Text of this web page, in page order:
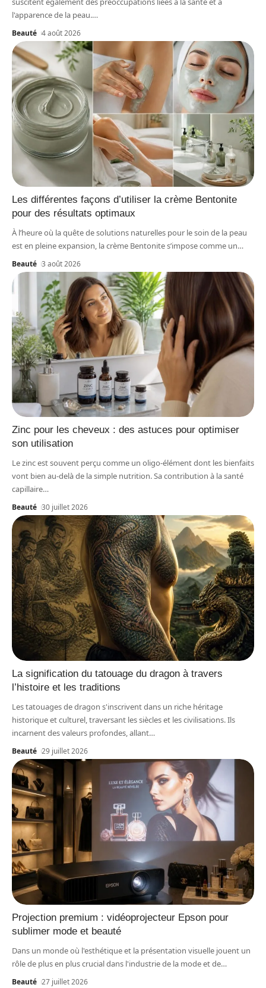
l'apparence de la peau.…
Beauté 4 août 2026
Les différentes façons d’utiliser la crème Bentonite
pour des résultats optimaux
À l’heure où la quête de solutions naturelles pour le soin de la peau
est en pleine expansion, la crème Bentonite s’impose comme un…
Beauté 3 août 2026
Zinc pour les cheveux : des astuces pour optimiser
son utilisation
Le zinc est souvent perçu comme un oligo-élément dont les bienfaits
vont bien au-delà de la simple nutrition. Sa contribution à la santé
capillaire…
Beauté 30 juillet 2026
La signification du tatouage du dragon à travers
l’histoire et les traditions
Les tatouages de dragon s'inscrivent dans un riche héritage
historique et culturel, traversant les siècles et les civilisations. Ils
incarnent des valeurs profondes, allant…
Beauté 29 juillet 2026
Projection premium : vidéoprojecteur Epson pour
sublimer mode et beauté
Dans un monde où l'esthétique et la présentation visuelle jouent un
rôle de plus en plus crucial dans l'industrie de la mode et de…
Beauté 27 juillet 2026